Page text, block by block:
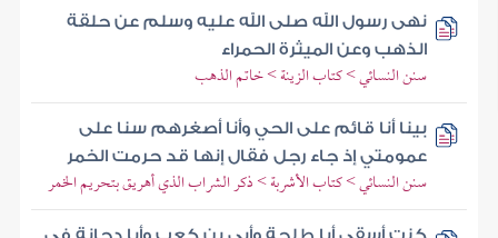
نهى رسول الله صلى الله عليه وسلم عن حلقة
الذهب وعن الميثرة الحمراء
سنن النسائي > كتاب الزينة > خاتم الذهب
بينا أنا قائم على الحي وأنا أصغرهم سنا على
عمومتي إذ جاء رجل فقال إنها قد حرمت الخمر
سنن النسائي > كتاب الأشربة > ذكر الشراب الذي أهريق بتحريم الخمر